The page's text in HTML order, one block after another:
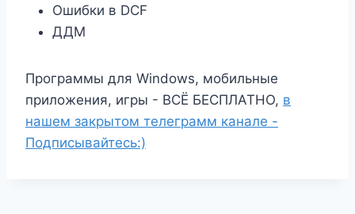
Ошибки в DCF
ДДМ
Программы для Windows, мобильные
приложения, игры - ВСЁ БЕСПЛАТНО, в
нашем закрытом телеграмм канале -
Подписывайтесь:)